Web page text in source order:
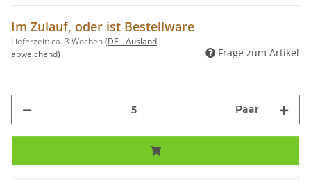
Im Zulauf, oder ist Bestellware
Lieferzeit:ca. 3 Wochen(DE - Ausland
abweichend)
Frage zum Artikel
Paar